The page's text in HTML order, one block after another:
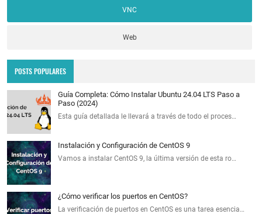
VNC
Web
POSTS POPULARES
Guía Completa: Cómo Instalar Ubuntu 24.04 LTS Paso a
Paso (2024)
Esta guía detallada le llevará a través de todo el proces…
Instalación y Configuración de CentOS 9
Vamos a instalar CentOS 9, la última versión de esta ro…
¿Cómo verificar los puertos en CentOS?
La verificación de puertos en CentOS es una tarea esencia…